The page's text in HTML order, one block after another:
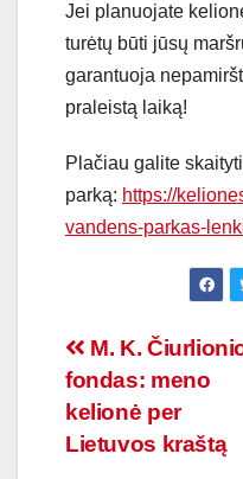
Jei planuojate
turėtų būti jūsų
garantuoja
praleistą laiką!
Plačiau galite
parką: https://
vandens-parkas-
tarp
įrašų
M. K.
fondas: meno
kelionė per
Lietuvos kraštą